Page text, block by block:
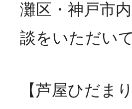
灘区・神戸市
談をいただい
【芦屋ひだま